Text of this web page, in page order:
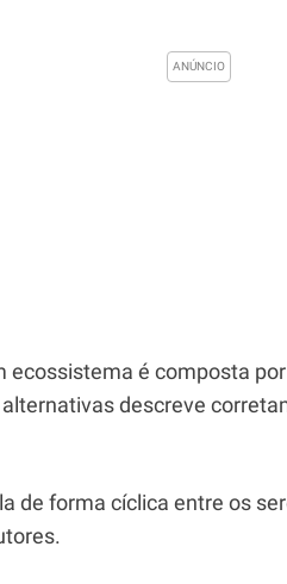
ecossistema é composta
descreve
de forma cíclica entre os